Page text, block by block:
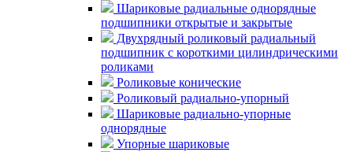
Шариковые радиальные однорядные
подшипники открытые и закрытые
Двухрядный роликовый радиальный
подшипник с короткими цилиндрическими
роликами
Роликовые конические
Роликовый радиально-упорный
Шариковые радиально-упорные
однорядные
Упорные шариковые